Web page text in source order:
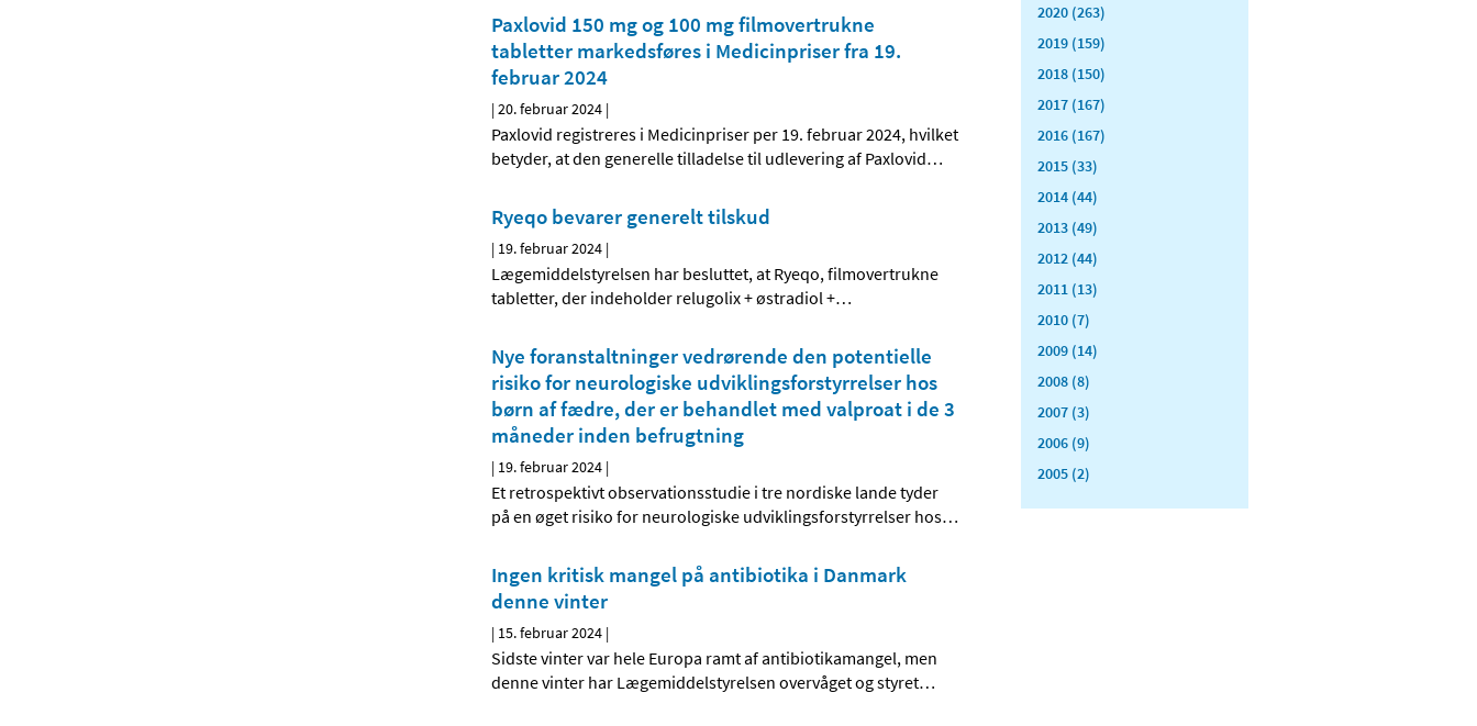
Paxlovid 150 mg og 100 mg filmovertrukne
tabletter markedsføres i Medicinpriser fra 19.
februar 2024
|20. februar 2024 |
Paxlovid registreres i Medicinpriser per 19. februar 2024, hvilket
betyder, at den generelle tilladelse til udlevering af Paxlovid…
Ryeqo bevarer generelt tilskud
| 19. februar 2024 |
Lægemiddelstyrelsen har besluttet, at Ryeqo, filmovertrukne
tabletter, der indeholder relugolix + østradiol +…
Nye foranstaltninger vedrørende den potentielle
risiko for neurologiske udviklingsforstyrrelser hos
børn af fædre, der er behandlet med valproat i de 3
måneder inden befrugtning
| 19. februar 2024 |
Et retrospektivt observationsstudie i tre nordiske lande tyder
på en øget risiko for neurologiske udviklingsforstyrrelser hos…
Ingen kritisk mangel på antibiotika i Danmark
denne vinter
| 15. februar 2024 |
Sidste vinter var hele Europa ramt af antibiotikamangel, men
denne vinter har Lægemiddelstyrelsen overvåget og styret…
2020 (263)
2019 (159)
2018 (150)
2017 (167)
2016 (167)
2015 (33)
2014 (44)
2013 (49)
2012 (44)
2011 (13)
2010 (7)
2009 (14)
2008 (8)
2007 (3)
2006 (9)
2005 (2)